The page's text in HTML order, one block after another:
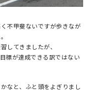
不甲斐ないですが歩きなが
してきましたが、
標が達成できる訳ではない
なと、ふと頭をよぎりまし